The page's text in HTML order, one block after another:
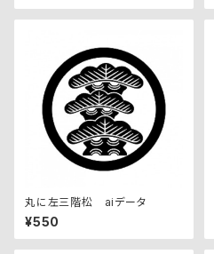
丸に左三階松 aiデータ
¥550